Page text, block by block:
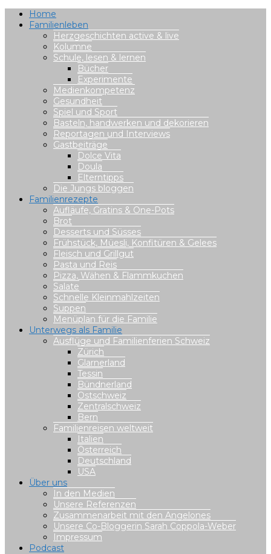
Home
Familienleben
Herzgeschichten active & live
Kolumne
Schule, lesen & lernen
Bücher
Experimente
Medienkompetenz
Gesundheit
Spiel und Sport
Basteln, handwerken und dekorieren
Reportagen und Interviews
Gastbeiträge
Dolce Vita
Doula
Elterntipps
Die Jungs bloggen
Familienrezepte
Aufläufe, Gratins & One-Pots
Brot
Desserts und Süsses
Frühstück, Müesli, Konfitüren & Gelees
Fleisch und Grillgut
Pasta und Reis
Pizza, Wähen & Flammkuchen
Salate
Schnelle Kleinmahlzeiten
Suppen
Menüplan für die Familie
Unterwegs als Familie
Ausflüge und Familienferien Schweiz
Zürich
Glarnerland
Tessin
Bündnerland
Ostschweiz
Zentralschweiz
Bern
Familienreisen weltweit
Italien
Österreich
Deutschland
USA
Über uns
In den Medien
Unsere Referenzen
Zusammenarbeit mit den Angelones
Unsere Co-Bloggerin Sarah Coppola-Weber
Impressum
Podcast